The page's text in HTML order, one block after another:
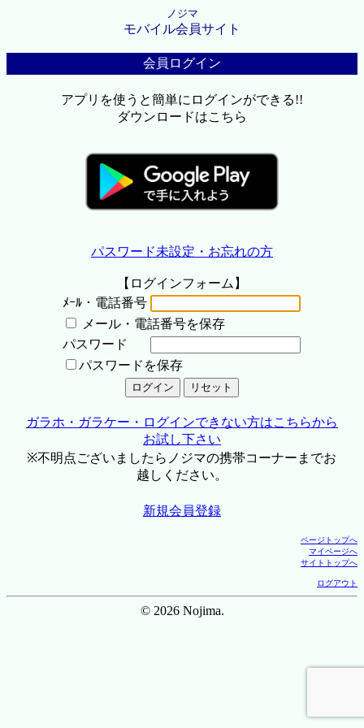
ノジマ
モバイル会員サイト
会員ログイン
アプリを使うと簡単にログインができる!!
ダウンロードはこちら
パスワード未設定・お忘れの方
【ログインフォーム】
ﾒｰﾙ・電話番号
メール・電話番号を保存
パスワード
パスワードを保存
ガラホ・ガラケー・ログインできない方はこちらから
お試し下さい
※不明点ございましたらノジマの携帯コーナーまでお
越しください。
新規会員登録
ページトップへ
マイページへ
サイトトップへ
ログアウト
© 2026 Nojima.